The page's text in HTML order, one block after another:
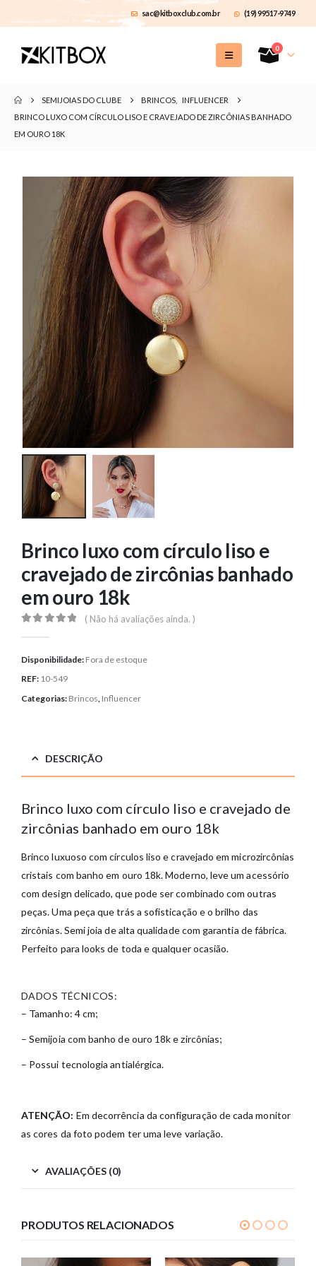
sac@kitboxclub.com.br (19) 99517-9749
0
SEMIJOIAS DO CLUBE BRINCOS
INFLUENCER
BRINCO LUXO COM CÍRCULO LISO E CRAVEJADO DE ZIRCÔNIAS BANHADO
EM OURO 18K
Brinco luxo com círculo liso e
cravejado de zircônias banhado
em ouro 18k
( Não há avaliações ainda. )
Disponibilidade: Fora de estoque
REF: 10-549
Categorias: Brincos, Influencer
DESCRIÇÃO
Brinco luxo com círculo liso e cravejado de
zircônias banhado em ouro 18k
Brinco luxuoso com círculos liso e cravejado em microzircônias
cristais com banho em ouro 18k. Moderno, leve um acessório
com design delicado, que pode ser combinado com outras
peças. Uma peça que trás a sofisticação e o brilho das
zircônias. Semi joia de alta qualidade com garantia de fábrica.
Perfeito para looks de toda e qualquer ocasião.
DADOS TÉCNICOS:
– Tamanho: 4 cm;
– Semijoia com banho de ouro 18k e zircônias;
– Possui tecnologia antialérgica.
ATENÇÃO: Em decorrência da configuração de cada monitor
as cores da foto podem ter uma leve variação.
AVALIAÇÕES (0)
PRODUTOS RELACIONADOS